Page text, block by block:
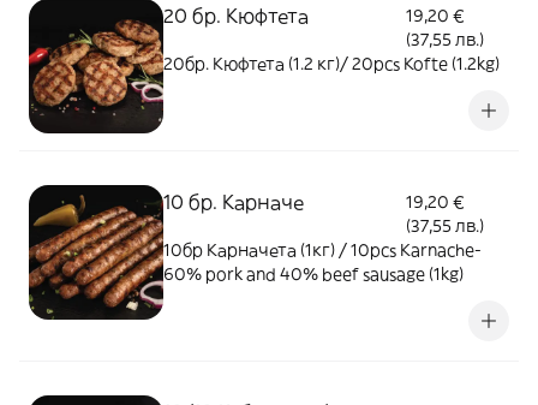
20 бр. Кюфтета
19,20 €
(37,55 лв.)
20бр. Кюфтета (1.2 кг)/ 20pcs Kofte (1.2kg)
10 бр. Карначе
19,20 €
(37,55 лв.)
10бр Карначета (1кг) / 10pcs Karnache-
60% pork and 40% beef sausage (1kg)